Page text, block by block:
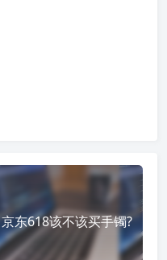
京东618该不该买手镯?